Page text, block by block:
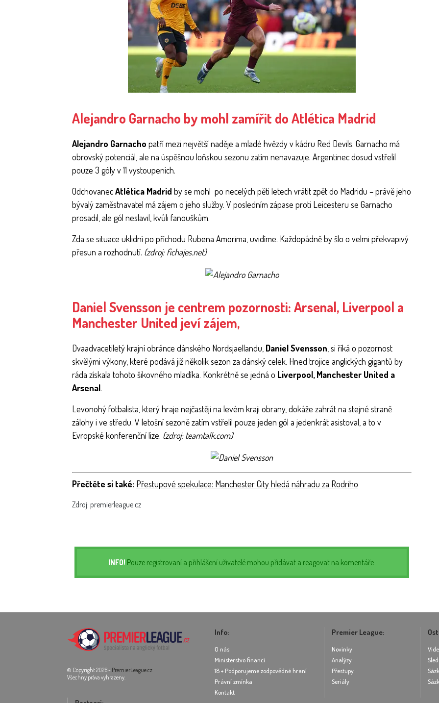
Alejandro Garnacho by mohl zamířit do Atlética Madrid
Alejandro Garnacho patří mezi největší naděje a mladé hvězdy v kádru Red Devils. Garnacho má
obrovský potenciál, ale na úspěšnou loňskou sezonu zatím nenavazuje. Argentinec dosud vstřelil
pouze 3 góly v 11 vystoupeních.
OdchovanecAtlética Madrid by se mohl po necelých pěti letech vrátit zpět do Madridu – právě jeho
bývalý zaměstnavatel má zájem o jeho služby. V posledním zápase proti Leicesteru se Garnacho
prosadil, ale gól neslavil, kvůli fanouškům.
Zda se situace uklidní po příchodu Rubena Amorima, uvidíme. Každopádně by šlo o velmi překvapivý
přesun a rozhodnutí. (zdroj: fichajes.net)
Daniel Svensson je centrem pozornosti: Arsenal, Liverpool a
Manchester United jeví zájem,
Dvaadvacetiletý krajní obránce dánského Nordsjaellandu, Daniel Svensson , si říká o pozornost
skvělými výkony, které podává již několik sezon za dánský celek. Hned trojice anglických gigantů by
ráda získala tohoto šikovného mladíka. Konkrétně se jedná o Liverpool, Manchester United a
Arsenal.
Levonohý fotbalista, který hraje nejčastěji na levém kraji obrany, dokáže zahrát na stejné straně
zálohy i ve středu. V letošní sezoně zatím vstřelil pouze jeden gól a jedenkrát asistoval, a to v
Evropské konferenční lize. (zdroj: teamtalk.com)
Přečtěte si také: Přestupové spekulace: Manchester City hledá náhradu za Rodriho
Zdroj: premierleague.cz
INFO! Pouze registrovaní a přihlášení uživatelé mohou přidávat a reagovat na komentáře.
© Copyright 2026 - PremierLeague.cz
Všechny práva vyhrazeny.
Info:
O nás
Ministerstvo financí
18 + Podporujeme zodpovědné hraní
Právní zmínka
Kontakt
Premier League:
Novinky
Analýzy
Přestupy
Seriály